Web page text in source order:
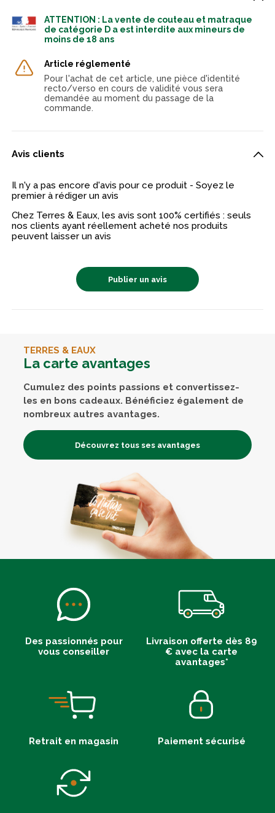
ATTENTION : La vente de couteau et matraque
de catégorie D a est interdite aux mineurs de
moins de 18 ans
Article réglementé
Pour l'achat de cet article, une pièce d'identité
recto/verso en cours de validité vous sera
demandée au moment du passage de la
commande.
Avis clients
Il n'y a pas encore d'avis pour ce produit - Soyez le
premier à rédiger un avis
Chez Terres & Eaux, les avis sont 100% certifiés : seuls
nos clients ayant réellement acheté nos produits
peuvent laisser un avis
Publier un avis
TERRES & EAUX
La carte avantages
Cumulez des points passions et convertissez-
les en bons cadeaux. Bénéficiez également de
nombreux autres avantages.
Découvrez tous ses avantages
Des passionnés pour
vous conseiller
Livraison offerte dès 89
€ avec la carte
avantages*
Retrait en magasin Paiement sécurisé